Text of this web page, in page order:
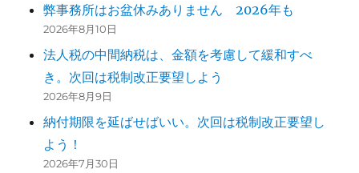
弊事務所はお盆休みありません 2026年も
2026年8月10日
法人税の中間納税は、金額を考慮して緩和すべ
き。次回は税制改正要望しよう
2026年8月9日
納付期限を延ばせばいい。次回は税制改正要望し
よう！
2026年7月30日